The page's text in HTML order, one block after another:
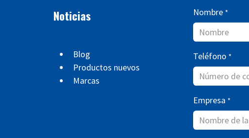
Noticias
Blog
Productos nuevos
Marcas
Nombre *
Teléfono *
Empresa *